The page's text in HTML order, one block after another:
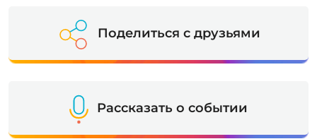
Поделиться с друзьями
Рассказать о событии